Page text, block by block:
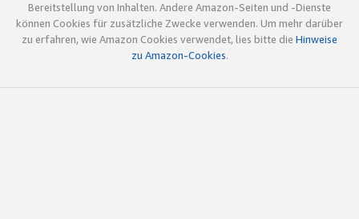
Bereitstellung von Inhalten. Andere Amazon-Seiten und -Dienste
können Cookies für zusätzliche Zwecke verwenden. Um mehr darüber
zu erfahren, wie Amazon Cookies verwendet, lies bitte die Hinweise
zu Amazon-Cookies.